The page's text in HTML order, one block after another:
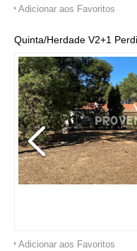
Adicionar aos Favoritos
Quinta/Herdade V2+1
Adicionar aos Favoritos